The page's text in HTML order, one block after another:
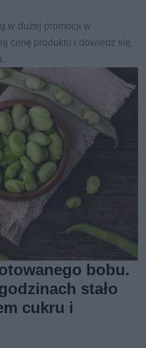
w dużej promocji w
cenę produktu i dowiedz się,
bobu.
stało
cukru i